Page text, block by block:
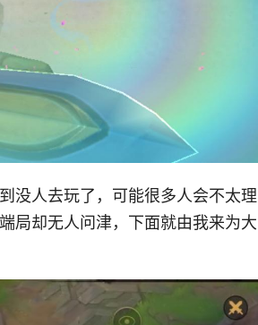
没人去玩了，可能很多人会不太理
局却无人问津，下面就由我来为大